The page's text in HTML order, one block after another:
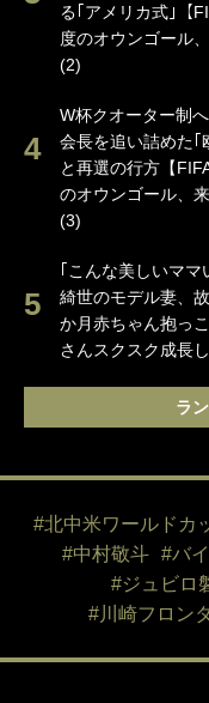
る｢アメリカ式｣【
度のオウンゴール
(2)
W杯クオーター制
会長を追い詰めた｢
と再選の行方【
のオウンゴール、
(3)
｢こんな美しいマ
綺世のモデル妻、
か月赤ちゃん抱っ
さんスクスク成長
ラ
#北中米ワールドカ
#中村敬斗
#バ
#ジュビロ
#川崎フロン